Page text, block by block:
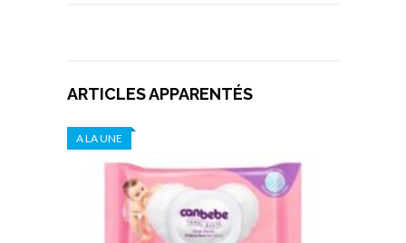
ARTICLES APPARENTÉS
A LA UNE